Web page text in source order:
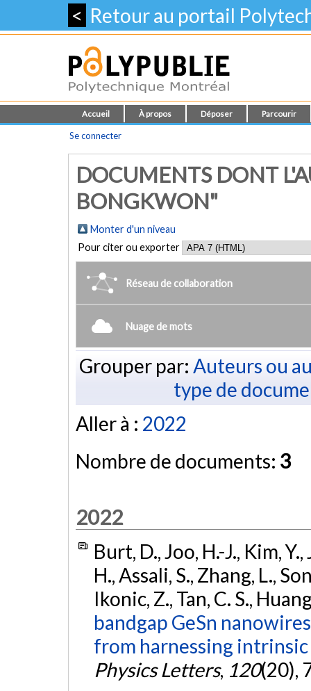
< Retour au portail
Accueil À propos Déposer Parcourir
Se connecter
DOCUMENTS DONT
BONGKWON"
Monter d'un niveau
Pour citer ou exporter
Réseau de collaboration
Nuage de mots
Grouper par: Auteurs ou
type de
Aller à : 2022
Nombre de documents: 3
2022
Burt, D., Joo, H.-J., Kim,
H., Assali, S., Zhang, L.,
Ikonic, Z., Tan, C. S.,
bandgap GeSn
from harnessing
Physics Letters, 120(20),